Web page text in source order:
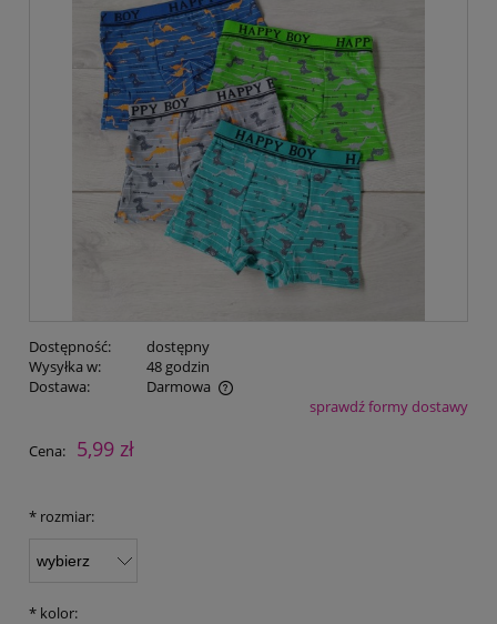
Dostępność:
dostępny
Wysyłka w:
48 godzin
Dostawa:
Darmowa
Cena nie zawiera ewentualnych kosztów płatnościsprawdź formy dostawy
Cena: 5,99 zł
* rozmiar:
* kolor: